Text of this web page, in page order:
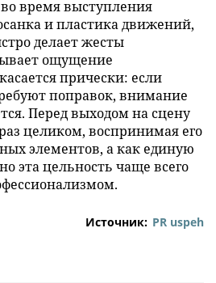
время выступления
и пластика движений,
делает жесты
ощущение
прически: если
поправок, внимание
Перед выходом на сцену
целиком, воспринимая его
элементов, а как единую
эта цельность чаще всего
Источник: PR uspeh